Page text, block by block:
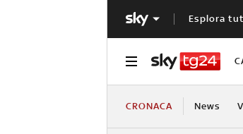
Esplora
CRONACA News